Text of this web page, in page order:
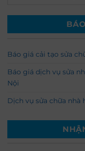
Báo giá cải tạo sửa
Báo giá dịch vụ sửa
Nội
Dịch vụ sửa chữa nhà